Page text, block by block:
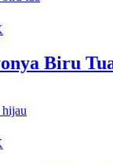
Biru